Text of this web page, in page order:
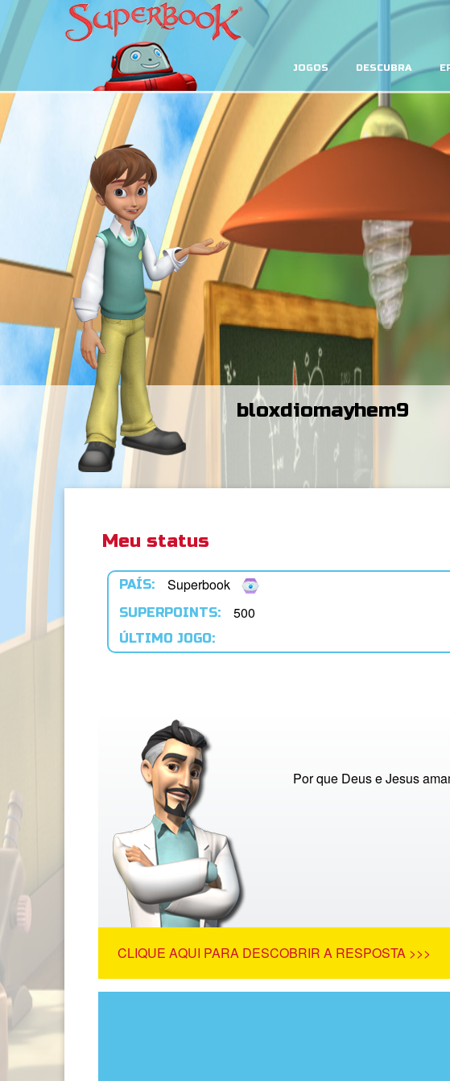
JOGOS DESCUBRA
bloxdiomayhem9
Meu status
PAÍS: Superbook
SUPERPOINTS: 500
ÚLTIMO JOGO:
Por que Deus e Jesus
CLIQUE AQUI PARA DESCOBRIR A RESPOSTA >>>